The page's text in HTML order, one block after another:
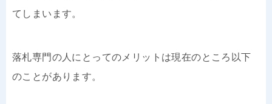
てしまいます。
落札専門の人にとってのメリットは現在のところ以下
のことがあります。